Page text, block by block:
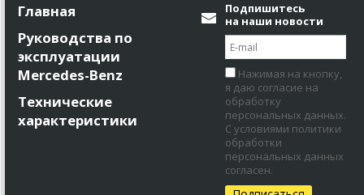
Главная
Руководства по
эксплуатации
Mercedes-Benz
Технические
характеристики
Подпишитесь
на наши новости
Нажимая на кнопку,
я даю согласие на
обработку
персональных данных.
С условиями политики
обработки
персональных данных
согласен.